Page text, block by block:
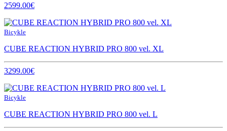
2599.00€
Bicykle
CUBE REACTION HYBRID PRO 800 vel. XL
3299.00€
Bicykle
CUBE REACTION HYBRID PRO 800 vel. L